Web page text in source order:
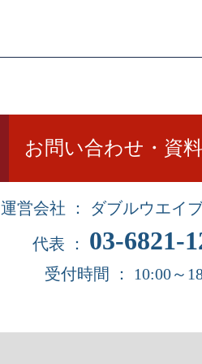
お問い合わせ・資
運営会社 ： ダブルウエイ
代表 ： 03-6821-
受付時間 ： 10:00～